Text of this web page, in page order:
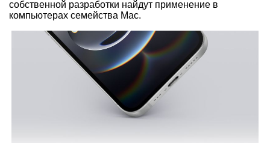
собственной разработки найдут применение в
компьютерах семейства Mac.